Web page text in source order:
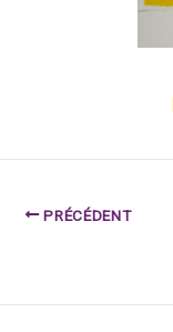
PRÉCÉDENT